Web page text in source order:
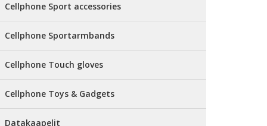
Cellphone Sport accessories
Cellphone Sportarmbands
Cellphone Touch gloves
Cellphone Toys & Gadgets
Datakaapelit